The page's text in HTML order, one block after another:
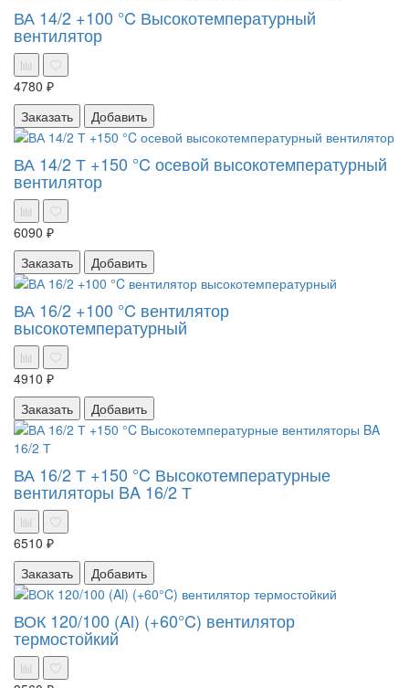
ВА 14/2 +100 °C Высокотемпературный
вентилятор
4780 ₽
Заказать
Добавить
ВА 14/2 Т +150 °C осевой высокотемпературный
вентилятор
6090 ₽
Заказать
Добавить
ВА 16/2 +100 °C вентилятор
высокотемпературный
4910 ₽
Заказать
Добавить
ВА 16/2 Т +150 °C Высокотемпературные
вентиляторы BA 16/2 Т
6510 ₽
Заказать
Добавить
ВОК 120/100 (Al) (+60°C) вентилятор
термостойкий